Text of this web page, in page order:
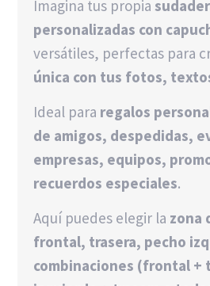
Imagina tus propia
personalizadas con
versátiles, perfectas para
única con tus fotos,
Ideal para regalos
de amigos, despedidas,
empresas, equipos,
recuerdos especiales.
Aquí puedes elegir la zona
frontal, trasera, pecho
combinaciones (frontal +